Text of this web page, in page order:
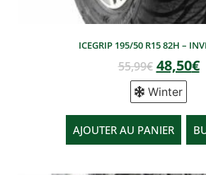
ICEGRIP 195/50 R15 82H –
55,99€ 48,50€
Winter
AJOUTER AU PANIER